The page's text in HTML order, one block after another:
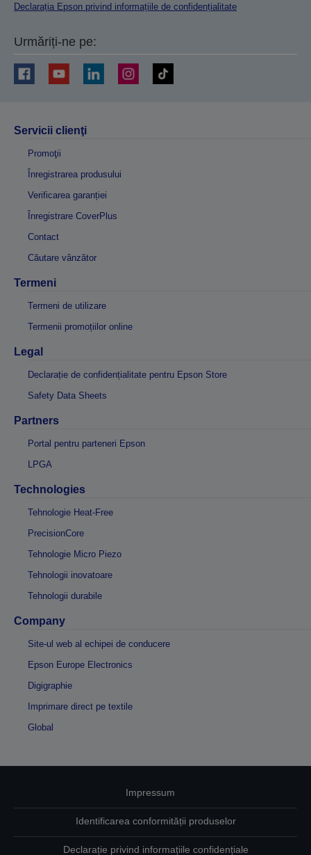
Declarația Epson privind informațiile de confidențialitate
Urmăriți-ne pe:
Servicii clienţi
Promoţii
Înregistrarea produsului
Verificarea garanției
Înregistrare CoverPlus
Contact
Căutare vânzător
Termeni
Termeni de utilizare
Termenii promoțiilor online
Legal
Declarație de confidențialitate pentru Epson Store
Safety Data Sheets
Partners
Portal pentru parteneri Epson
LPGA
Technologies
Tehnologie Heat-Free
PrecisionCore
Tehnologie Micro Piezo
Tehnologii inovatoare
Tehnologii durabile
Company
Site-ul web al echipei de conducere
Epson Europe Electronics
Digigraphie
Imprimare direct pe textile
Global
Impressum
Identificarea conformității produselor
Declarație privind informațiile confidențiale